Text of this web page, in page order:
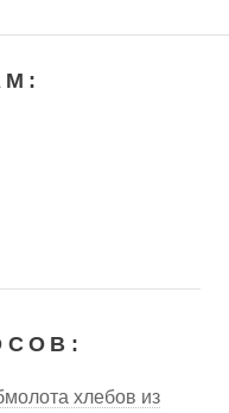
хлебов из